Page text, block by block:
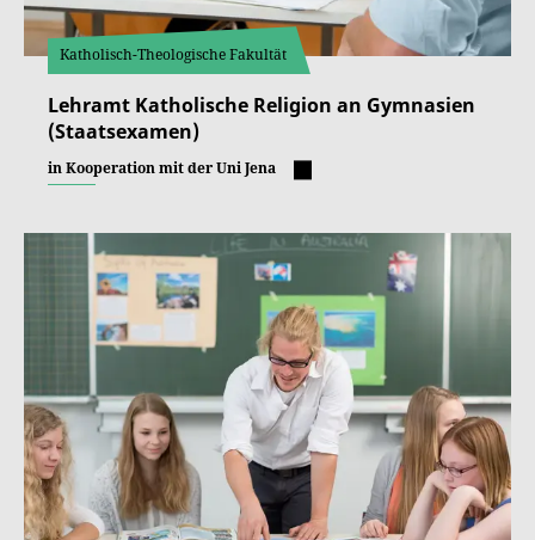
Katholisch-Theologische Fakultät
Lehramt Katholische Religion an Gymnasien
(Staatsexamen)
in Kooperation mit der Uni Jena